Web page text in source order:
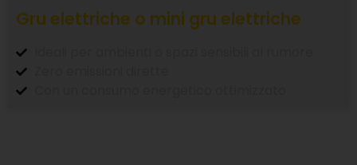
Gru elettriche o mini gru elettriche